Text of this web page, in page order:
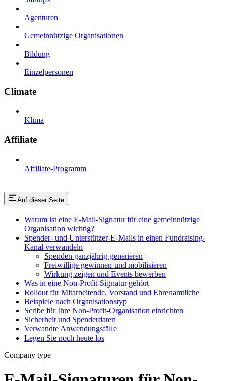
Agenturen
Gemeinnützige Organisationen
Bildung
Einzelpersonen
Climate
Klima
Affiliate
Affiliate-Programm
Auf dieser Seite
Warum ist eine E-Mail-Signatur für eine gemeinnützige
Organisation wichtig?
Spender- und Unterstützer-E-Mails in einen Fundraising-
Kanal verwandeln
Spenden ganzjährig generieren
Freiwillige gewinnen und mobilisieren
Wirkung zeigen und Events bewerben
Was in eine Non-Profit-Signatur gehört
Rollout für Mitarbeitende, Vorstand und Ehrenamtliche
Beispiele nach Organisationstyp
Scribe für Ihre Non-Profit-Organisation einrichten
Sicherheit und Spenderdaten
Verwandte Anwendungsfälle
Legen Sie noch heute los
Company type